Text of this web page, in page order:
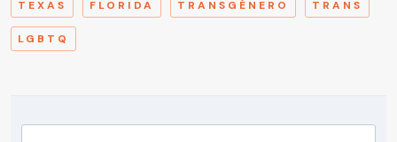
TEXAS FLORIDA TRANSGÉNERO TRANS
LGBTQ